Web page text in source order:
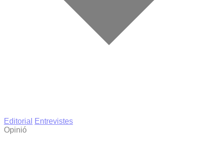
Editorial
Entrevistes
Opinió